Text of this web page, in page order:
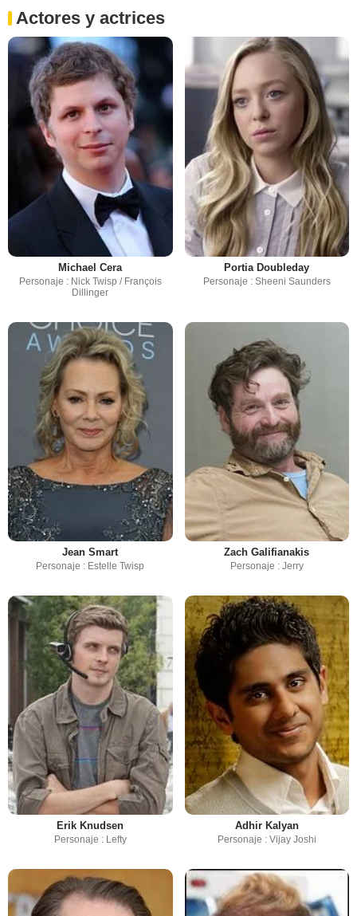
Actores y actrices
Michael Cera
Personaje : Nick Twisp / François
Dillinger
Portia Doubleday
Personaje : Sheeni Saunders
Jean Smart
Personaje : Estelle Twisp
Zach Galifianakis
Personaje : Jerry
Erik Knudsen
Personaje : Lefty
Adhir Kalyan
Personaje : Vijay Joshi